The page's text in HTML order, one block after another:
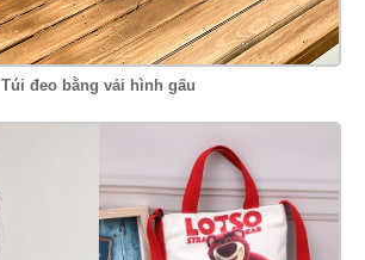
Túi đeo bằng vải hình gấu